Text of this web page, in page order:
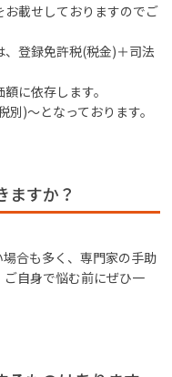
お載せしておりますのでご
登録免許税(税金)＋司法
に依存します。
)～となっております。
ますか？
合も多く、専門家の手助
自身で悩む前にぜひ一